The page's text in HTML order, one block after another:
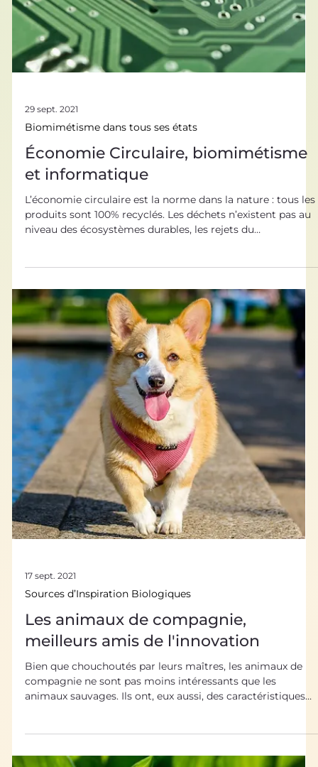
biomimétisme ! Le papillon morpho, un bijou d’ingéniosité
et d’innovation Il existe plus de 100 000 esp
29 sept. 2021
Biomimétisme dans tous ses états
Économie Circulaire, biomimétisme
et informatique
L’économie circulaire est la norme dans la nature : tous les
produits sont 100% recyclés. Les déchets n’existent pas au
niveau des écosystèmes durables, les rejets du
métabolisme d’un être vivant sont la nourriture d’un autre.
Cela peut nous inspirer pour transformer nos modes de
production vers une économie circulaire. Zéro déchet, la
base pour la nature Il est souvent plus facile, du point de
vue d’une entreprise vendant un produit, de ne pas
s'inquiéter du devenir des dé